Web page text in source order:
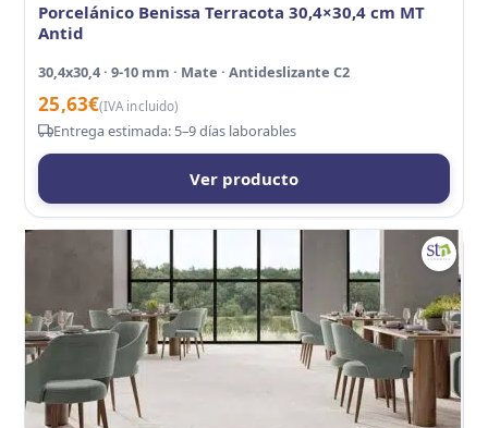
Porcelánico Benissa Terracota 30,4×30,4 cm MT
Antid
30,4x30,4 · 9-10 mm · Mate · Antideslizante C2
25,63€(IVA incluido)
Entrega estimada: 5–9 días laborables
Ver producto